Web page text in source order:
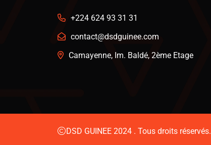
+224 624 93 31 31
contact@dsdguinee.com
Camayenne, Im. Baldé, 2ème Etage
DSD GUINEE 2024 . Tous droits réservés.